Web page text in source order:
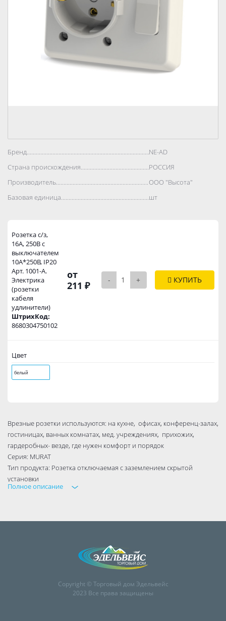
Бренд..................................................................................NE-AD
Страна происхождения..................................................................................
РОССИЯ
Производитель..................................................................................
ООО "Высота"
Базовая единица..................................................................................
шт
Розетка с/з,
16А, 250В с
выключателем
10А*250В, IP20
Арт. 1001-А.
Электрика
(розетки
кабеля
удлинители)
ШтрихКод:
8680304750102
от
211 ₽
- + КУПИТЬ
Цвет
белый
Врезные розетки используются: на кухне, офисах, конференц-залах,
гостиницах, ванных комнатах, мед. учреждениях, прихожих,
гардеробных- везде, где нужен комфорт и порядок
Серия: MURAT
Тип продукта: Розетка отключаемая с заземлением скрытой
установки
Количество постов: 1
Мощность МАХ, ВТ: 3500
Комплектация изделия: Механизм в сборе
Способ монтажа: Скрытый
Особенности: Розетка отключаемая
Полное описание
Copyright © Торговый дом Эдельвейс
2023 Все права защищены